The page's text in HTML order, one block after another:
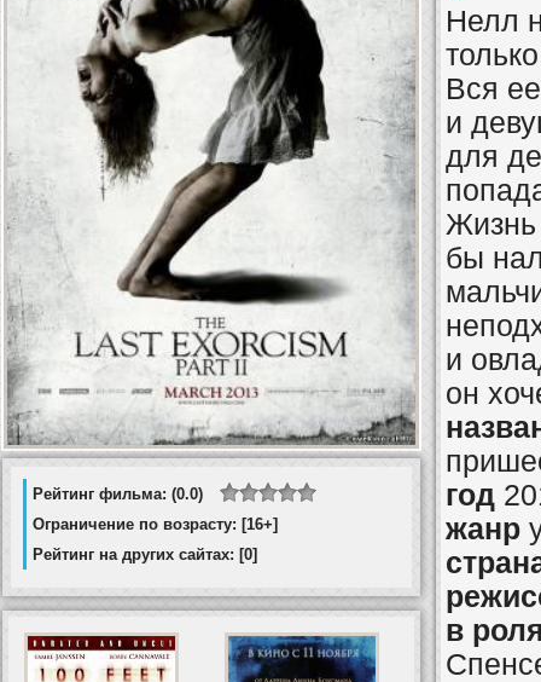
Рейтинг фильма: (0.0)
Ограничение по возрасту: [16+]
Рейтинг на других сайтах: [0]
Нелл
Вся
и
для
Жизнь
бы
и
он
год
жанр
в